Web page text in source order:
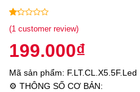
1
out
of
5
based
1
customer
rating
(1 customer review)
199.000₫
Mã sản phẩm: F.LT.CL.X5.5F.Led
⚙ THÔNG SỐ CƠ BẢN: